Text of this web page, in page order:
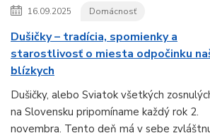
16.09.2025 Domácnosť
Dušičky – tradícia, spomienky a
starostlivosť o miesta odpočinku
blízkych
Dušičky, alebo Sviatok všetkých
na Slovensku pripomíname každý rok 2.
novembra. Tento deň má v sebe